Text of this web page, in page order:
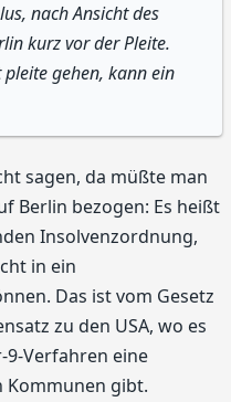
nach Ansicht des
kurz vor der Pleite.
gehen, kann ein
sagen, da müßte man
Berlin bezogen: Es heißt
Insolvenzordnung,
in ein
Das ist vom Gesetz
zu den USA, wo es
Verfahren eine
Kommunen gibt.